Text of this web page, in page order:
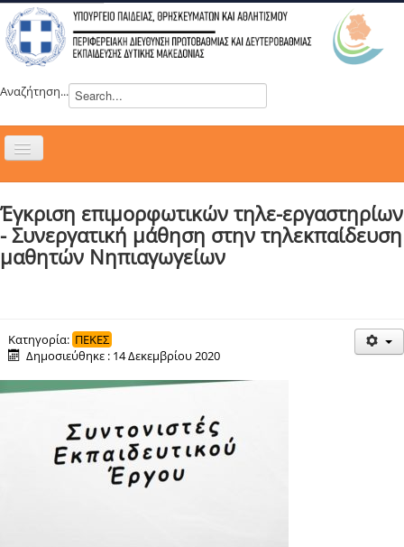
Αναζήτηση...
Εναλλαγή
ΝΕΑ
ΣΥΜΒΟΥΛΙΑ
ΔΡΑΣΕΙΣ
ΕΠΙΚΟΙΝΩΝΙΑ
ΕΞ ΑΠΟΣΤΑΣΕΩΣ ΕΚΠΑΙΔΕΥΣΗ
Έγκριση επιμορφωτικών τηλε-εργαστηρίων
- Συνεργατική μάθηση στην τηλεκπαίδευση
μαθητών Νηπιαγωγείων
Κατηγορία: ΠΕΚΕΣ
Δημοσιεύθηκε : 14 Δεκεμβρίου 2020